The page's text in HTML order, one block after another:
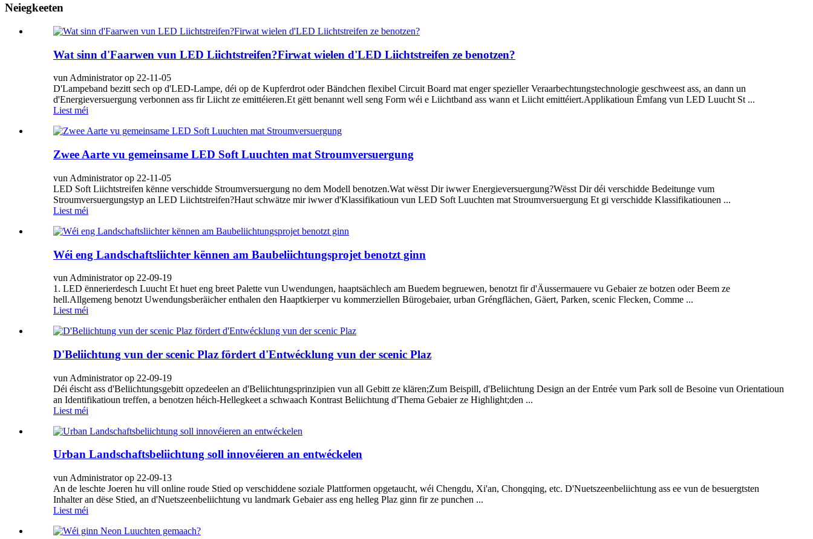
Neiegkeeten
Wat sinn d'Faarwen vun LED Liichtstreifen?Firwat wielen d'LED Liichtstreifen ze benotzen?
vun Administrator op 22-11-05
D'Lampeband bezitt sech op d'LED-Lampe, déi op de Kupferdrot oder Bändchen flexibel Circuit Board mat enger spezieller Veraarbechtungstechnologie geschweest ass, an dann un
d'Energieversuergung verbonnen ass fir Liicht ze emittéieren.Et gëtt benannt well seng Form wéi e Liichtband ass wann et Liicht emittéiert.Applikatioun Ëmfang vun LED Luucht St ...
Liest méi
Zwee Aarte vu gemeinsame LED Soft Luuchten mat Stroumversuergung
vun Administrator op 22-11-05
LED Soft Liichtstreifen kënne verschidde Stroumversuergung no dem Modell benotzen.Wat wësst Dir iwwer Energieversuergung?Wësst Dir déi verschidde Bedeitunge vum
Stroumversuergungstyp an LED Liichtstreifen?Haut schwätze mir iwwer d'Klassifikatioun vun LED Soft Luuchten mat Stroumversuergung Et gi verschidde Klassifikatiounen ...
Liest méi
Wéi eng Landschaftsliichter kënnen am Baubeliichtungsprojet benotzt ginn
vun Administrator op 22-09-19
1. LED ënnerierdesch Luucht Et huet eng breet Palette vun Uwendungen, haaptsächlech am Buedem begruewen, benotzt fir d'Äussermauere vu Gebaier ze botzen oder Beem ze
hell.Allgemeng benotzt Uwendungsberäicher enthalen den Haaptkierper vu kommerziellen Bürogebaier, urban Gréngflächen, Gäert, Parken, scenic Flecken, Comme ...
Liest méi
D'Beliichtung vun der scenic Plaz fördert d'Entwécklung vun der scenic Plaz
vun Administrator op 22-09-19
Déi éischt ass d'Beliichtungsgebitt opzedeelen an d'Beliichtungsprinzipien vun all Gebitt ze klären;Zum Beispill, d'Beliichtung Design an der Entrée vum Park soll de Besoine vun Orientatioun
an Identifikatioun treffen, a benotzen héich-Hellegkeet a schwaach Kontrast Beliichtung d'Thema Gebaier ze Highlight;den ...
Liest méi
Urban Landschaftsbeliichtung soll innovéieren an entwéckelen
vun Administrator op 22-09-13
An de leschte Joeren hu vill online roude Stied op verschiddene soziale Plattformen opgetaucht, wéi Chengdu, Xi'an, Chongqing, etc. D'Nuetszeenbeliichtung ass ee vun de besuergtsten
Inhalter an dëse Stied, an d'Nuetszeenbeliichtung vu landmark Gebaier ass eng helleg Plaz ginn fir ze punchen ...
Liest méi